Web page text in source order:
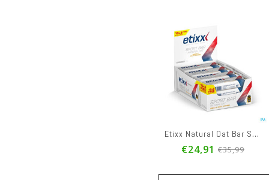
Etixx Natural Oat Bar Sweet&salty Caramel 12x55g
€24,91 €35,99